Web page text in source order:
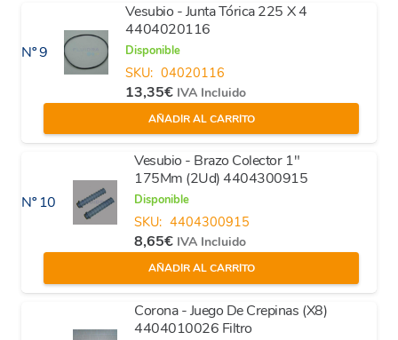
Nº 9
Vesubio - Junta Tórica 225 X 4
4404020116
Disponible
SKU: 04020116
13,35€ IVA Incluido
AÑADIR AL CARRITO
Nº 10
Vesubio - Brazo Colector 1"
175Mm (2Ud) 4404300915
Disponible
SKU: 4404300915
8,65€ IVA Incluido
AÑADIR AL CARRITO
Corona - Juego De Crepinas (X8)
4404010026 Filtro